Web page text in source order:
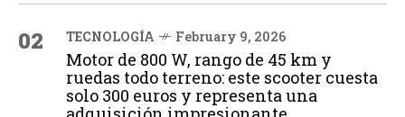
02 TECNOLOGÍA February 9, 2026
Motor de 800 W, rango de 45 km y
ruedas todo terreno: este scooter cuesta
solo 300 euros y representa una